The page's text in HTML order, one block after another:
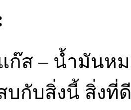
ก๊ส – น้ำมันห
บกับสิ่งนี้ สิ่งที่